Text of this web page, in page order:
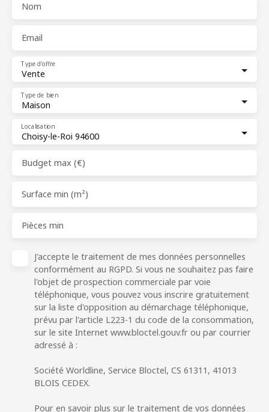
Nom
Email
Vente
Type d'offre
Maison
Type de bien
Choisy-le-Roi 94600
Localisation
Budget max (€)
Surface min (m²)
Pièces min
J'accepte le traitement de mes données personnelles
conformément au RGPD. Si vous ne souhaitez pas faire
l'objet de prospection commerciale par voie
téléphonique, vous pouvez vous inscrire gratuitement
sur la liste d'opposition au démarchage téléphonique,
prévu par l'article L223-1 du code de la consommation,
sur le site Internet www.bloctel.gouv.fr ou par courrier
adressé à :
Société Worldline, Service Bloctel, CS 61311, 41013
BLOIS CEDEX.
Pour en savoir plus sur le traitement de vos données